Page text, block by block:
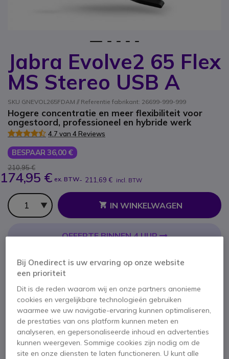
Jabra Evolve2 65 Flex
MS Stereo USB A
SKU GNEVOL265FDAM // Referentie fabrikant: 26699-999-999
Hogere concentratie en meer flexibiliteit voor
ongestoord, professioneel en hybride werk
4.7 van 4 Reviews
BESPAAR 36,00 €
210,95 €
174,95 € ex. BTW- 211,69 € incl. BTW
Aantal
IN WINKELWAGEN
OFFERTE BINNEN 4 UUR
30 productenop voorraad Levering:24/48 h
100+ producten in platformvoorraad
2 jaarFabrieksgarantie
Ga naar het begin van de afbeeldingen-gallerij
Bij Onedirect is uw ervaring op onze website
een prioriteit
Dit is de reden waarom wij en onze partners anonieme
cookies en vergelijkbare technologieën gebruiken
waarmee we uw navigatie-ervaring kunnen optimaliseren,
de prestaties van ons platform kunnen meten en
analyseren, en gepersonaliseerde inhoud en advertenties
kunnen weergeven. Sommige cookies zijn nodig om de
site en onze diensten te laten functioneren. U kunt alle